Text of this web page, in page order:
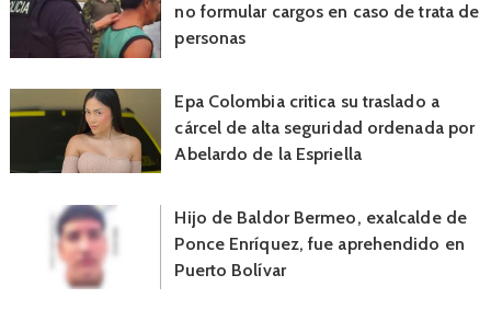
no formular cargos en caso de trata de
personas
Epa Colombia critica su traslado a
cárcel de alta seguridad ordenada por
Abelardo de la Espriella
Hijo de Baldor Bermeo, exalcalde de
Ponce Enríquez, fue aprehendido en
Puerto Bolívar